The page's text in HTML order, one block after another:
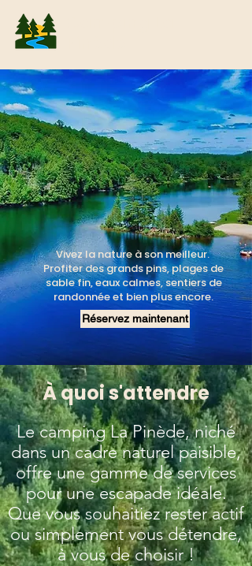
Vivez la nature à son meilleur.
Profiter des grands pins, plages de
sable fin, eaux calmes, sentiers de
randonnée et bien plus encore.
Réservez maintenant
À quoi s'attendre
Le camping La Pinède, niché
dans un cadre naturel paisible,
offre une gamme de services
pour une escapade idéale.
Que vous souhaitiez rester actif
ou simplement vous détendre,
à vous de choisir !